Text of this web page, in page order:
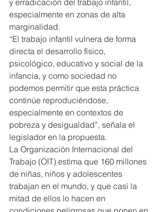
y erradicación del trabajo infantil,
especialmente en zonas de alta
marginalidad.
“El trabajo infantil vulnera de forma
directa el desarrollo físico,
psicológico, educativo y social de la
infancia, y como sociedad no
podemos permitir que esta práctica
continúe reproduciéndose,
especialmente en contextos de
pobreza y desigualdad”, señala el
legislador en la propuesta.
La Organización Internacional del
Trabajo (OIT) estima que 160 millones
de niñas, niños y adolescentes
trabajan en el mundo, y que casi la
mitad de ellos lo hacen en